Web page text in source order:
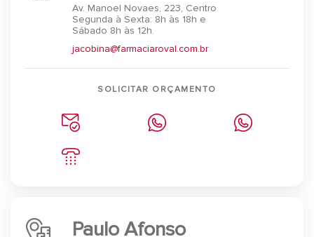
Av. Manoel Novaes, 223, Centro
Segunda à Sexta: 8h às 18h e
Sábado 8h às 12h.
jacobina@farmaciaroval.com.br
SOLICITAR ORÇAMENTO
Paulo Afonso